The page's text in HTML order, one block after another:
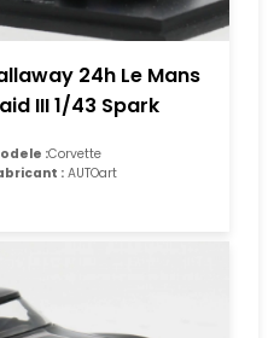
24h Le Mans
III 1/43 Spark
:Corvette
:AUTOart